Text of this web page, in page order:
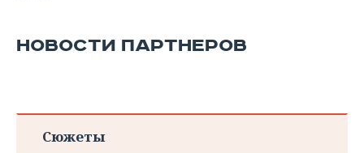
НОВОСТИ ПАРТНЕРОВ
Сюжеты